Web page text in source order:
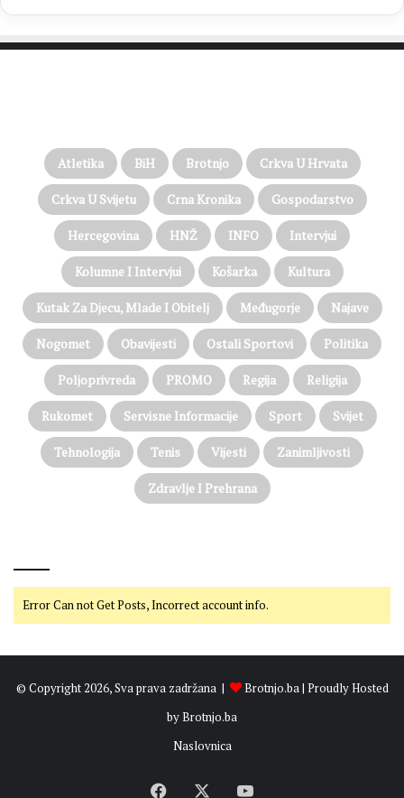
Atletika BiH Brotnjo Crkva U Hrvata
Crkva U Svijetu Crna Kronika Gospodarstvo
Hercegovina HNŽ INFO Intervjui
Kolumne I Intervjui Košarka Kultura
Kutak Za Djecu, Mlade I Obitelj Međugorje Najave
Nogomet Obavijesti Ostali Sportovi Politika
Poljoprivreda PROMO Regija Religija
Rukomet Servisne Informacije Sport Svijet
Tehnologija Tenis Vijesti Zanimljivosti
Zdravlje I Prehrana
Error Can not Get Posts, Incorrect account info.
© Copyright 2026, Sva prava zadržana | Brotnjo.ba| Proudly Hosted
byBrotnjo.ba
Naslovnica
Facebook YouTube